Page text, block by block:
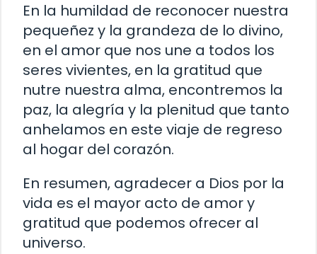
En la humildad de reconocer nuestra
pequeñez y la grandeza de lo divino,
en el amor que nos une a todos los
seres vivientes, en la gratitud que
nutre nuestra alma, encontremos la
paz, la alegría y la plenitud que tanto
anhelamos en este viaje de regreso
al hogar del corazón.
En resumen, agradecer a Dios por la
vida es el mayor acto de amor y
gratitud que podemos ofrecer al
universo.